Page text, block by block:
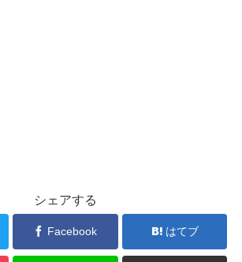
シェアする
Facebook はてブ